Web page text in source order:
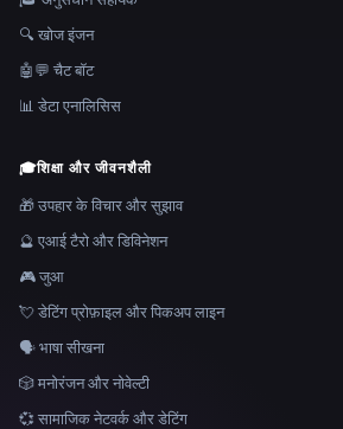
🔍 खोज इंजन
🤖💬 चैट बॉट
📊 डेटा एनालिसिस
🎓शिक्षा और जीवनशैली
🎁 उपहार के विचार और सुझाव
🔮 एआई टैरो और डिविनेशन
🎮 जुआ
💘 डेटिंग प्रोफ़ाइल और पिकअप लाइन
🗣️ भाषा सीखना
🎲 मनोरंजन और नोवेल्टी
💞 सामाजिक नेटवर्क और डेटिंग